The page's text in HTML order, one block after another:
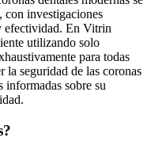
con investigaciones
efectividad. En Vitrin
utilizando solo
para todas
la seguridad de las coronas
informadas sobre su